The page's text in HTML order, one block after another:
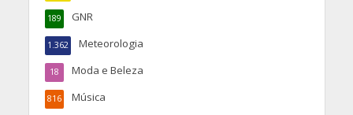
GNR
189
Meteorologia
1.362
Moda e Beleza
18
Música
816